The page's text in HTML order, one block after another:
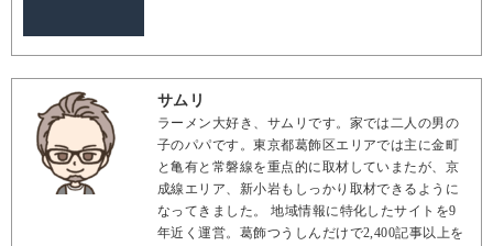
サムリ
ラーメン大好き、サムリです。家では二人の男の
子のパパです。東京都葛飾区エリアでは主に金町
と亀有と常磐線を重点的に取材していまたが、京
成線エリア、新小岩もしっかり取材できるように
なってきました。 地域情報に特化したサイトを9
年近く運営。葛飾つうしんだけで2,400記事以上を